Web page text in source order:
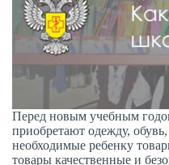
Перед новым учебным
приобретают одежду,
необходимые ребенку
товары качественные и